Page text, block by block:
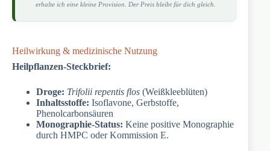
erhalte ich eine kleine Provision. Der Preis bleibt für dich gleich.
Heilwirkung & medizinische Nutzung
Heilpflanzen-Steckbrief:
Droge: Trifolii repentis flos (Weißkleeblüten)
Inhaltsstoffe: Isoflavone, Gerbstoffe,
Phenolcarbonsäuren
Monographie-Status: Keine positive Monographie
durch HMPC oder Kommission E.